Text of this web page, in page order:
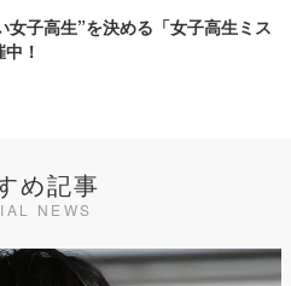
女子高生”を決める「女子高生ミス
！
め記事
NEWS